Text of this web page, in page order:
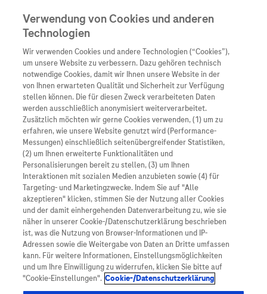
Unternehmen
Übersicht
Wer wir sind
Was uns antreibt
Unsere Standorte
Roche Stories
Events
Podcast
Innovation
Übersicht
Forschung
Personalisierte
Digitalisierung
Blog Zukunftslabor
Übersicht
Unser Service für
Informationen zu
Diagnostik ist
Klinische Studien
Arzneimittel
Übersicht
Arzneimittel A-Z
Roche Pipeline
Roche Fachportal
Vigilanz-Training
Diagnostik
Kontakt
Presse
Karriere
Hier könnt ihr euch für unseren nächsten Workshop
anmelden. Wir senden euch im Anschluss eine
Anmeldebestätigung zu und freuen uns auf einen
spannenden Austausch!
Verwendung von Cookies und anderen
Technologien
Wir verwenden Cookies und andere Technologien (“Cookies”),
um unsere Website zu verbessern. Dazu gehören technisch
notwendige Cookies, damit wir Ihnen unsere Website in der
von Ihnen erwarteten Qualität und Sicherheit zur Verfügung
stellen können. Die für diesen Zweck verarbeiteten Daten
werden ausschließlich anonymisiert weiterverarbeitet.
Zusätzlich möchten wir gerne Cookies verwenden, (1) um zu
erfahren, wie unsere Website genutzt wird (Performance-
Messungen) einschließlich seitenübergreifender Statistiken,
(2) um Ihnen erweiterte Funktionalitäten und
Personalisierungen bereit zu stellen, (3) um Ihnen
Interaktionen mit sozialen Medien anzubieten sowie (4) für
Targeting- und Marketingzwecke. Indem Sie auf "Alle
akzeptieren" klicken, stimmen Sie der Nutzung aller Cookies
und der damit einhergehenden Datenverarbeitung zu, wie sie
näher in unserer Cookie-/Datenschutzerklärung beschrieben
ist, was die Nutzung von Browser-Informationen und IP-
Adressen sowie die Weitergabe von Daten an Dritte umfassen
kann. Für weitere Informationen, Einstellungsmöglichkeiten
und um Ihre Einwilligung zu widerrufen, klicken Sie bitte auf
"Cookie-Einstellungen". Cookie-/Datenschutzerklärung